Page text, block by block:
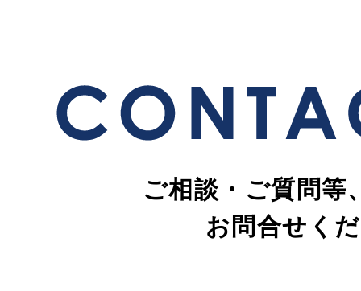
ご相談・ご質問等
お問合せく